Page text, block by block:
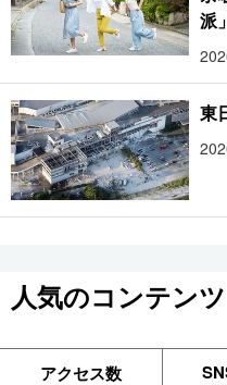
派
東
人気のコンテンツ
アクセス数